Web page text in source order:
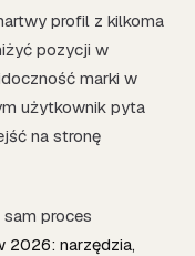
profil z kilkoma
pozycji w
marki w
użytkownik pyta
na stronę
proces
2026: narzędzia,